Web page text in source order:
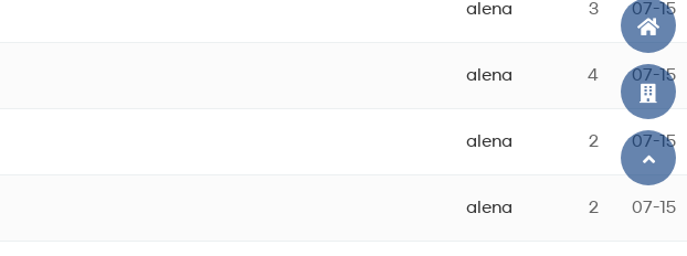
alena 3 07-15
alena 4 07-15
alena 2 07-15
alena 2 07-15